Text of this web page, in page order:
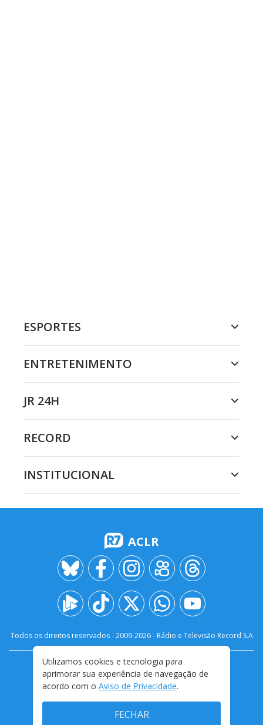
ESPORTES
ENTRETENIMENTO
JR 24H
RECORD
INSTITUCIONAL
ACLR
Todos os direitos reservados - 2009-2026- Rádio e Televisão Record S.A
FALE CONOSCO
PRIVACIDADE
TERMOS E CONDIÇÕES DE USO
Utilizamos cookies e tecnologia para
aprimorar sua experiência de navegação de
acordo com o Aviso de Privacidade.
FECHAR